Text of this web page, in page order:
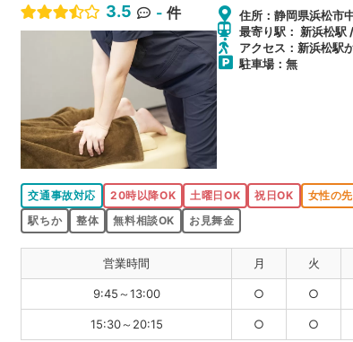
3.5 - 件
住所：静岡県浜松市
最寄り駅： 新浜松駅
アクセス：新浜松駅
駐車場：無
交通事故対応 20時以降OK 土曜日OK 祝日OK 女性の
駅ちか
整体 無料相談OK お見舞金
営業時間 月 火
9:45～13:00 ○ ○
15:30～20:15 ○ ○